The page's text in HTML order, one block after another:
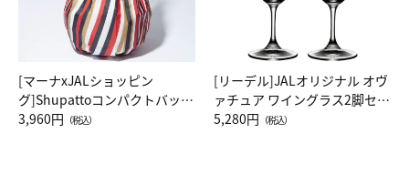
[マーナxJALショッピン
グ]Shupattoコンパクトバッグ
Drop JAL客室乗務員（LC）ス
3,960円 （税込）
[リーデル]JALオリジナル オヴ
ァチュア ワイングラス2脚セッ
ト（レッドワイン）
5,280円 （税込）